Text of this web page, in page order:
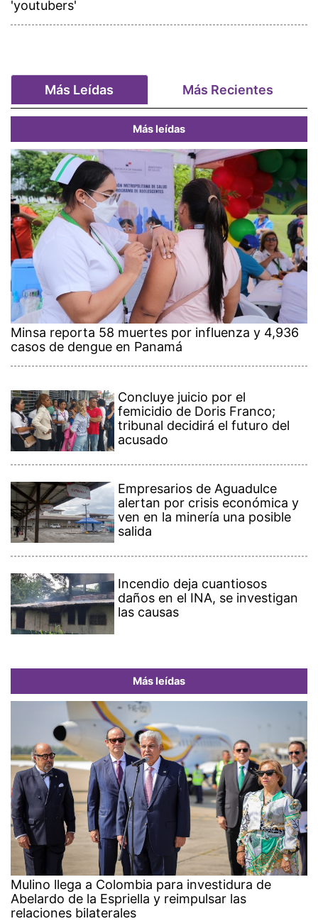
'youtubers'
Más Leídas Más Recientes
Más leídas
Minsa reporta 58 muertes por influenza y 4,936
casos de dengue en Panamá
Concluye juicio por el
femicidio de Doris Franco;
tribunal decidirá el futuro del
acusado
Empresarios de Aguadulce
alertan por crisis económica y
ven en la minería una posible
salida
Incendio deja cuantiosos
daños en el INA, se investigan
las causas
Más leídas
Mulino llega a Colombia para investidura de
Abelardo de la Espriella y reimpulsar las
relaciones bilaterales